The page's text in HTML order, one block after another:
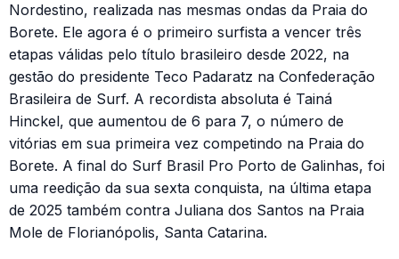
Nordestino, realizada nas mesmas ondas da Praia do
Borete. Ele agora é o primeiro surfista a vencer três
etapas válidas pelo título brasileiro desde 2022, na
gestão do presidente Teco Padaratz na Confederação
Brasileira de Surf. A recordista absoluta é Tainá
Hinckel, que aumentou de 6 para 7, o número de
vitórias em sua primeira vez competindo na Praia do
Borete. A final do Surf Brasil Pro Porto de Galinhas, foi
uma reedição da sua sexta conquista, na última etapa
de 2025 também contra Juliana dos Santos na Praia
Mole de Florianópolis, Santa Catarina.